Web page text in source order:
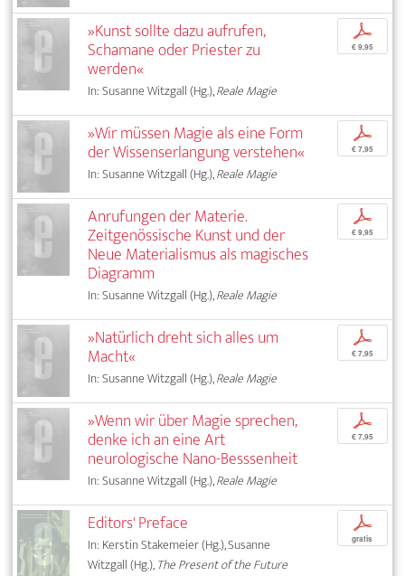
»Kunst sollte dazu aufrufen,
Schamane oder Priester zu
werden«
In: Susanne Witzgall (Hg.),Reale Magie
p
€ 9,95
»Wir müssen Magie als eine Form
der Wissenserlangung verstehen«
In: Susanne Witzgall (Hg.),Reale Magie
p
€ 7,95
Anrufungen der Materie.
Zeitgenössische Kunst und der
Neue Materialismus als magisches
Diagramm
In: Susanne Witzgall (Hg.),Reale Magie
p
€ 9,95
»Natürlich dreht sich alles um
Macht«
In: Susanne Witzgall (Hg.),Reale Magie
p
€ 7,95
»Wenn wir über Magie sprechen,
denke ich an eine Art
neurologische Nano-Besssenheit
In: Susanne Witzgall (Hg.),Reale Magie
p
€ 7,95
Editors' Preface
In: Kerstin Stakemeier (Hg.), Susanne
Witzgall (Hg.),The Present of the Future
p
gratis